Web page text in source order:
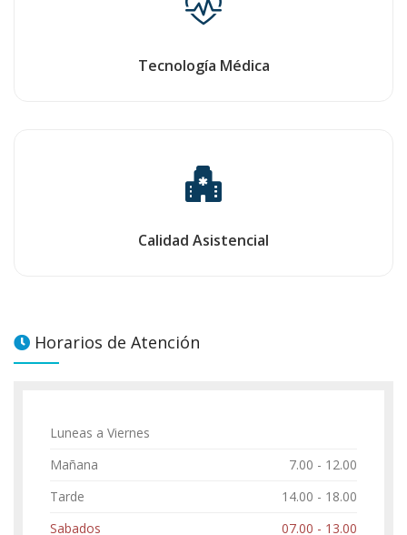
Tecnología Médica
Calidad Asistencial
Horarios de Atención
Luneas a Viernes
Mañana
7.00 - 12.00
Tarde
14.00 - 18.00
Sabados
07.00 - 13.00